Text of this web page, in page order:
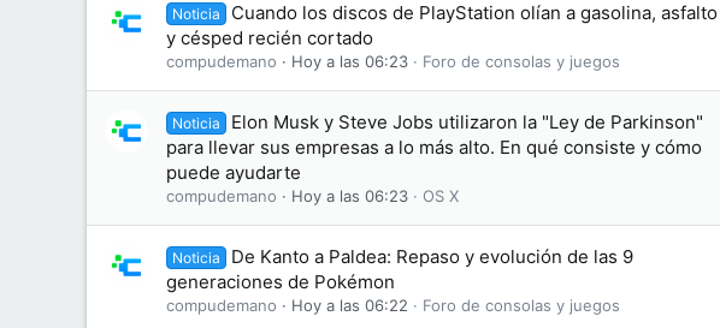
Noticia
Cuando los discos de PlayStation olían a gasolina, asfalto
y césped recién cortado
compudemano Hoy a las 06:23 Foro de consolas y juegos
Noticia
Elon Musk y Steve Jobs utilizaron la "Ley de Parkinson"
para llevar sus empresas a lo más alto. En qué consiste y cómo
puede ayudarte
compudemano Hoy a las 06:23 OS X
Noticia
De Kanto a Paldea: Repaso y evolución de las 9
generaciones de Pokémon
compudemano Hoy a las 06:22 Foro de consolas y juegos